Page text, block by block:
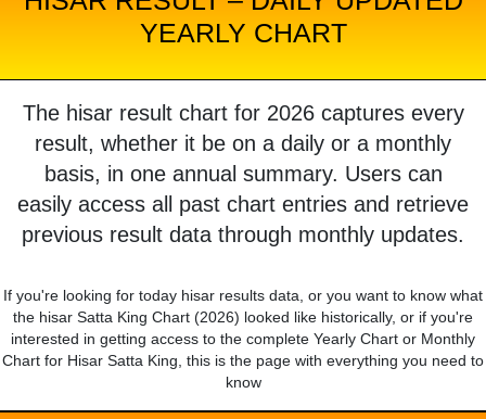
YEARLY CHART
The hisar result chart for 2026 captures every
result, whether it be on a daily or a monthly
basis, in one annual summary. Users can
easily access all past chart entries and retrieve
previous result data through monthly updates.
If you're looking for today hisar results data, or you want to know what
the hisar Satta King Chart (2026) looked like historically, or if you're
interested in getting access to the complete Yearly Chart or Monthly
Chart for Hisar Satta King, this is the page with everything you need to
know